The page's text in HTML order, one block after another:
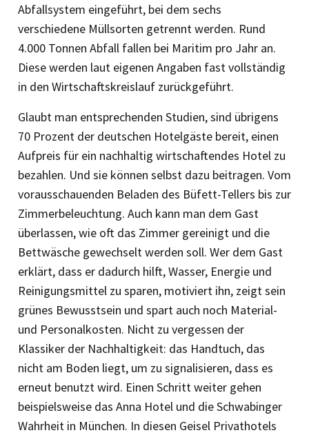
Abfallsystem eingeführt, bei dem sechs
verschiedene Müllsorten getrennt werden. Rund
4.000 Tonnen Abfall fallen bei Maritim pro Jahr an.
Diese werden laut eigenen Angaben fast vollständig
in den Wirtschaftskreislauf zurückgeführt.
Glaubt man entsprechenden Studien, sind übrigens
70 Prozent der deutschen Hotelgäste bereit, einen
Aufpreis für ein nachhaltig wirtschaftendes Hotel zu
bezahlen. Und sie können selbst dazu beitragen. Vom
vorausschauenden Beladen des Büfett-Tellers bis zur
Zimmerbeleuchtung. Auch kann man dem Gast
überlassen, wie oft das Zimmer gereinigt und die
Bettwäsche gewechselt werden soll. Wer dem Gast
erklärt, dass er dadurch hilft, Wasser, Energie und
Reinigungsmittel zu sparen, motiviert ihn, zeigt sein
grünes Bewusstsein und spart auch noch Material-
und Personalkosten. Nicht zu vergessen der
Klassiker der Nachhaltigkeit: das Handtuch, das
nicht am Boden liegt, um zu signalisieren, dass es
erneut benutzt wird. Einen Schritt weiter gehen
beispielsweise das Anna Hotel und die Schwabinger
Wahrheit in München. In diesen Geisel Privathotels